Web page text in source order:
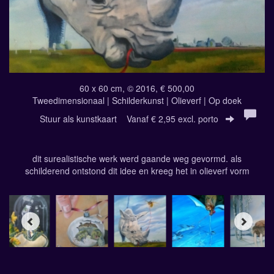
60 x 60 cm, © 2016, € 500,00
Tweedimensionaal | Schilderkunst | Olieverf | Op doek
Stuur als kunstkaart Vanaf € 2,95 excl. porto
dit surealistische werk werd gaande weg gevormd. als
schilderend ontstond dit idee en kreeg het in olieverf vorm